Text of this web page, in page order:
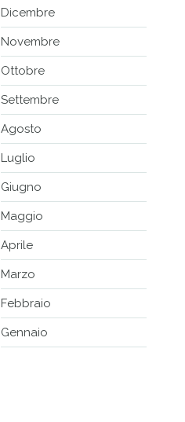
Dicembre
Novembre
Ottobre
Settembre
Agosto
Luglio
Giugno
Maggio
Aprile
Marzo
Febbraio
Gennaio